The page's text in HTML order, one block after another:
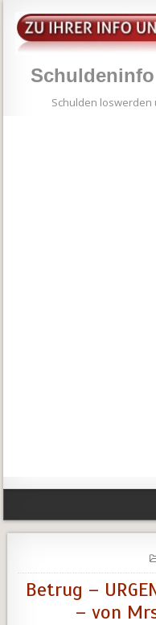
Schulden
Betrug –
– von